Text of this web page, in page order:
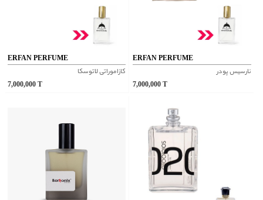
ERFAN PERFUME
کازاموراتی لاتوسکا
7,000,000
ERFAN PERFUME
نارسیس پودر
7,000,000